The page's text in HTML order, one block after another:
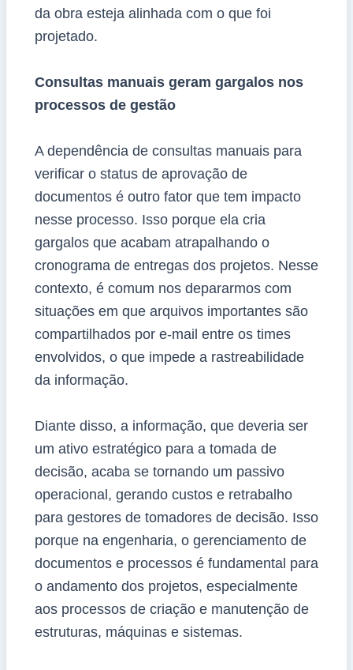
da obra esteja alinhada com o que foi
projetado.
Consultas manuais geram gargalos nos
processos de gestão
A dependência de consultas manuais para
verificar o status de aprovação de
documentos é outro fator que tem impacto
nesse processo. Isso porque ela cria
gargalos que acabam atrapalhando o
cronograma de entregas dos projetos. Nesse
contexto, é comum nos depararmos com
situações em que arquivos importantes são
compartilhados por e-mail entre os times
envolvidos, o que impede a rastreabilidade
da informação.
Diante disso, a informação, que deveria ser
um ativo estratégico para a tomada de
decisão, acaba se tornando um passivo
operacional, gerando custos e retrabalho
para gestores de tomadores de decisão. Isso
porque na engenharia, o gerenciamento de
documentos e processos é fundamental para
o andamento dos projetos, especialmente
aos processos de criação e manutenção de
estruturas, máquinas e sistemas.